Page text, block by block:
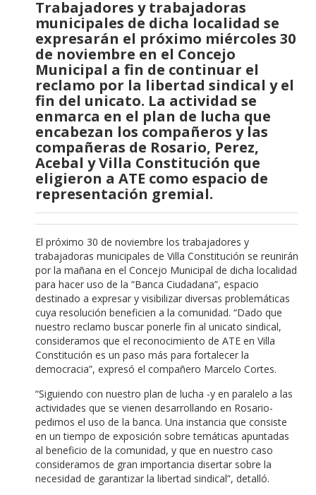
Trabajadores y trabajadoras
municipales de dicha localidad se
expresarán el próximo miércoles 30
de noviembre en el Concejo
Municipal a fin de continuar el
reclamo por la libertad sindical y el
fin del unicato. La actividad se
enmarca en el plan de lucha que
encabezan los compañeros y las
compañeras de Rosario, Perez,
Acebal y Villa Constitución que
eligieron a ATE como espacio de
representación gremial.
El próximo 30 de noviembre los trabajadores y
trabajadoras municipales de Villa Constitución se reunirán
por la mañana en el Concejo Municipal de dicha localidad
para hacer uso de la “Banca Ciudadana”, espacio
destinado a expresar y visibilizar diversas problemáticas
cuya resolución beneficien a la comunidad. “Dado que
nuestro reclamo buscar ponerle fin al unicato sindical,
consideramos que el reconocimiento de ATE en Villa
Constitución es un paso más para fortalecer la
democracia”, expresó el compañero Marcelo Cortes.
“Siguiendo con nuestro plan de lucha -y en paralelo a las
actividades que se vienen desarrollando en Rosario-
pedimos el uso de la banca. Una instancia que consiste
en un tiempo de exposición sobre temáticas apuntadas
al beneficio de la comunidad, y que en nuestro caso
consideramos de gran importancia disertar sobre la
necesidad de garantizar la libertad sindical”, detalló.